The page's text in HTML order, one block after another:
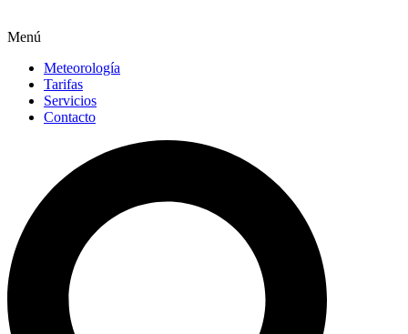
Menú
Meteorología
Tarifas
Servicios
Contacto